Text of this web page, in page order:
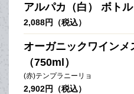
アルパカ（白） ボトル
2,088円（税込）
オーガニックワイン
（750ml）
(赤)テンプラニーリョ
2,902円（税込）